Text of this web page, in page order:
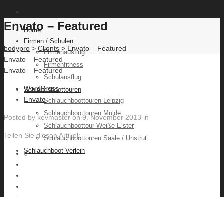
Home
Firmen / Schulen
Firmenausflug
Firmenfitness
Schulausflug
Schlauchboottouren
Schlauchboottouren Leipzig
Schlauchboottouren Mulde
Schlauchboottour Weiße Elster
Schlauchboottouren Saale / Unstrut
Schlauchboot Verleih
Envato – Featured
bodypro > Clients > Envato – Featured
Envato – Featured
Envato – Featured
WordPress
Envato
Posted bykevmasteron9. November 2013 in
Teilen Sie diesen Artikel:
0